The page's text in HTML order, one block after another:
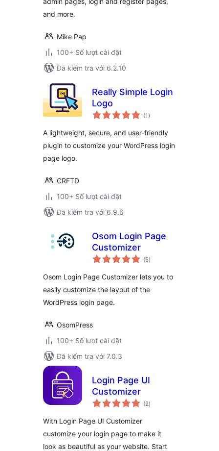
and more.
Mike Pap
100+ Số lượt cài đặt
Đã kiểm tra với 6.2.10
Really Simple Login
Logo
(1 tổng
đánh
)
A lightweight, secure, and user-friendly
plugin to customize your WordPress login
page logo.
CRFTD
100+ Số lượt cài đặt
Đã kiểm tra với 6.9.6
Osom Login Page
Customizer
(5tổng
đánh
)
Osom Login Page Customizer lets you to
easily customize the layout of the
WordPress login page.
OsomPress
100+ Số lượt cài đặt
Đã kiểm tra với 7.0.3
Login Page UI
Customizer
(2tổng
đánh
)
With Login Page UI Customizer
customize your login page to make it
look as beautiful as your website. Start